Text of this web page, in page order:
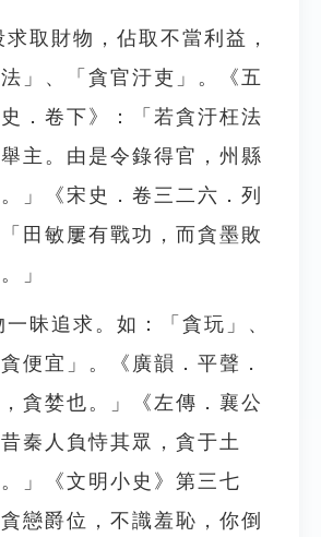
取財物，佔取不當利益，
」、「貪官汙吏」。《五
．卷下》：「若貪汙枉法
主。由是令錄得官，州縣
」《宋史．卷三二六．列
田敏屢有戰功，而貪墨敗
」
昧追求。如：「貪玩」、
便宜」。《廣韻．平聲．
貪婪也。」《左傳．襄公
秦人負恃其眾，貪于土
」《文明小史》第三七
戀爵位，不識羞恥，你倒